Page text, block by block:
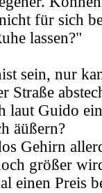
für sich
lassen?"
sein, nur
Straße
laut Guido
äüßern?
Gehirn
größer
einen Preis